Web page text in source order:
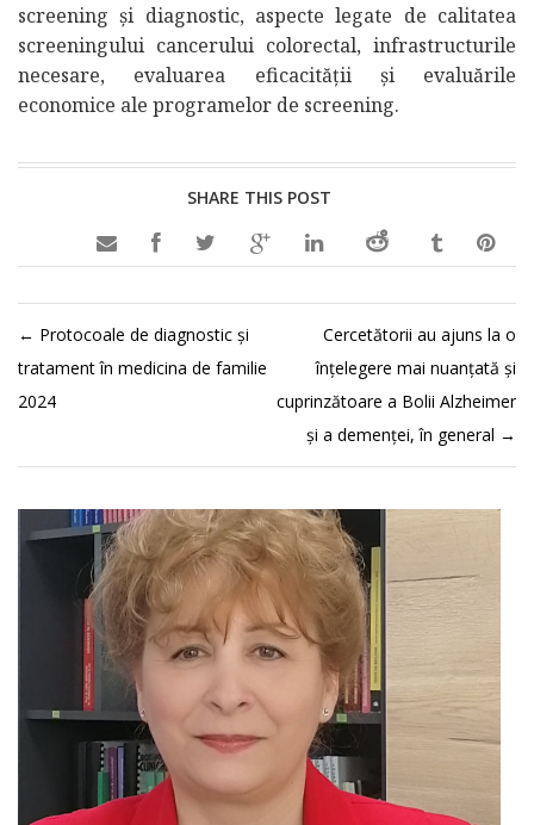
screening și diagnostic, aspecte legate de calitatea
screeningului cancerului colorectal, infrastructurile
necesare, evaluarea eficacității și evaluările
economice ale programelor de screening.
SHARE THIS POST

← Protocoale de diagnostic și
tratament în medicina de familie
2024
Cercetătorii au ajuns la o
înțelegere mai nuanțată și
cuprinzătoare a Bolii Alzheimer
și a demenței, în general →